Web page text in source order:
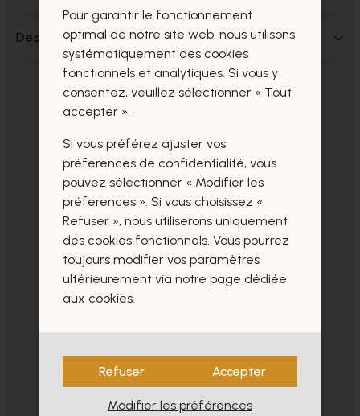
Des questions sur ce produit?
Ces produits vous intéresseront
certainement aussi.
Pour garantir le fonctionnement
optimal de notre site web, nous utilisons
systématiquement des cookies
fonctionnels et analytiques. Si vous y
consentez, veuillez sélectionner « Tout
accepter ».
Si vous préférez ajuster vos
préférences de confidentialité, vous
pouvez sélectionner « Modifier les
préférences ». Si vous choisissez «
Refuser », nous utiliserons uniquement
des cookies fonctionnels. Vous pourrez
toujours modifier vos paramètres
ultérieurement via notre page dédiée
aux cookies.
Refuser Accepter
Modifier les préférences